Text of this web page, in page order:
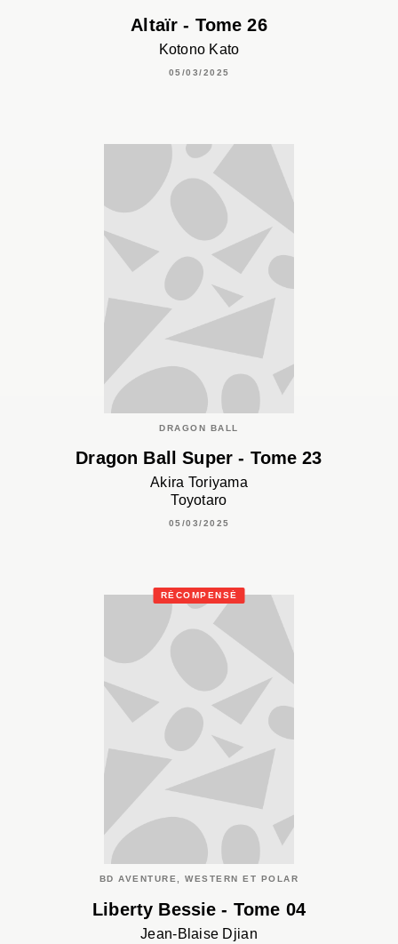
Altaïr - Tome 26
Kotono Kato
05/03/2025
DRAGON BALL
Dragon Ball Super - Tome 23
Akira Toriyama
Toyotaro
05/03/2025
RÉCOMPENSÉ
BD AVENTURE, WESTERN ET POLAR
Liberty Bessie - Tome 04
Jean-Blaise Djian